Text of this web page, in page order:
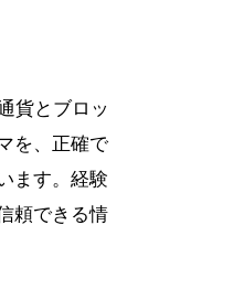
貨とブロッ
を、正確で
ます。経験
頼できる情